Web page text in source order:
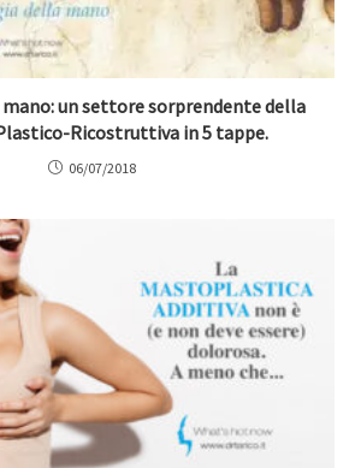
un settore sorprendente della
Ricostruttiva in 5 tappe.
06/07/2018